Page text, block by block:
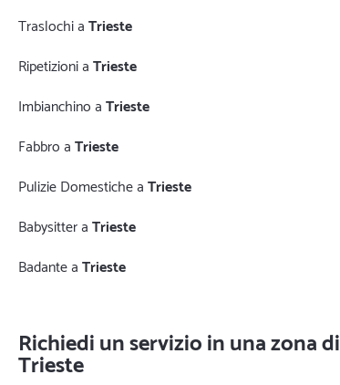
Traslochi aTrieste
Ripetizioni aTrieste
Imbianchino aTrieste
Fabbro aTrieste
Pulizie Domestiche aTrieste
Babysitter aTrieste
Badante aTrieste
Richiedi un servizio in una zona di
Trieste